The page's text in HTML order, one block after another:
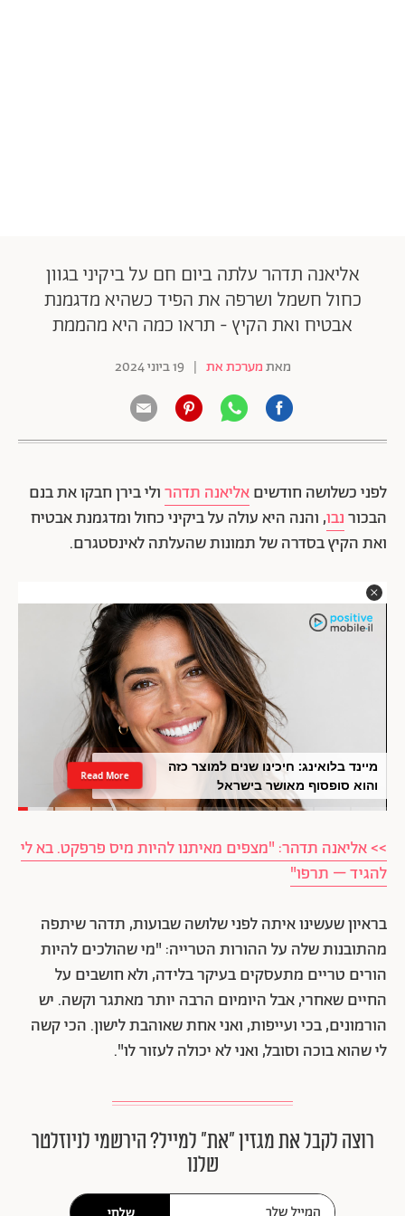
אליאנה תדהר עלתה ביום חם על ביקיני בגוון
כחול חשמל ושרפה את הפיד כשהיא מדגמנת
אבטיח ואת הקיץ - תראו כמה היא מהממת
מאתמערכת את | 19 ביוני 2024
לפני כשלושה חודשיםאליאנה תדהרולי בירן חבקו את בנם
הבכורנבו, והנה היא עולה על ביקיני כחול ומדגמנת אבטיח
ואת הקיץ בסדרה של תמונות שהעלתה לאינסטגרם.
מיינד בלואינג: חיכינו שנים למוצר כזה
והוא סופסוף מאושר בישראל
Read More
>> אליאנה תדהר: "מצפים מאיתנו להיות מיס פרפקט. בא לי
להגיד – תרפו"
בראיון שעשינו איתה לפני שלושה שבועות, תדהר שיתפה
מהתובנות שלה על ההורות הטרייה: "מי שהולכים להיות
הורים טריים מתעסקים בעיקר בלידה, ולא חושבים על
החיים שאחרי, אבל היומיום הרבה יותר מאתגר וקשה. יש
הורמונים, בכי ועייפות, ואני אחת שאוהבת לישון. הכי קשה
לי שהוא בוכה וסובל, ואני לא יכולה לעזור לו".
רוצה לקבל את מגזין ״את״ למייל? הירשמי לניוזלטר
שלנו